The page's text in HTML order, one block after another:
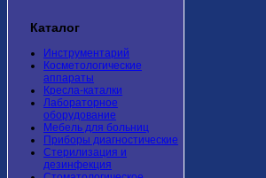
Каталог
Инструментарий
Косметологические
аппараты
Кресла-каталки
Лабораторное
оборудование
Мебель для больниц
Приборы диагностические
Стерилизация и
дезинфекция